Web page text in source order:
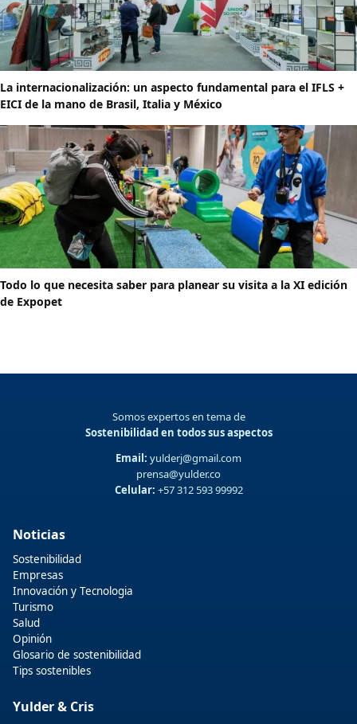
La internacionalización: un aspecto fundamental para el IFLS +
EICI de la mano de Brasil, Italia y México
Todo lo que necesita saber para planear su visita a la XI edición
de Expopet
Somos expertos en tema de
Sostenibilidad en todos sus aspectos
Email: yulderj@gmail.com
prensa@yulder.co
Celular: +57 312 593 99992
Noticias
Sostenibilidad
Empresas
Innovación y Tecnologia
Turismo
Salud
Opinión
Glosario de sostenibilidad
Tips sostenibles
Yulder & Cris